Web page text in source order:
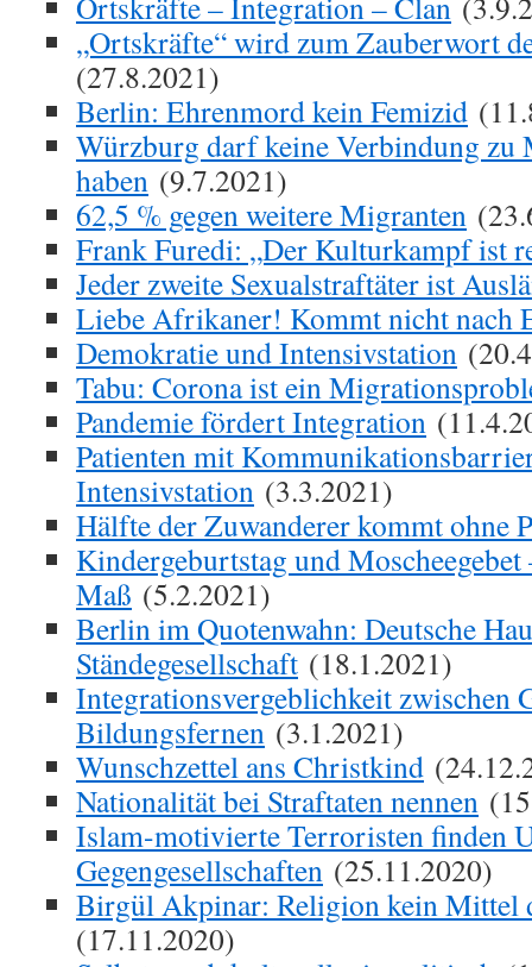
„Ortskräfte“ wird zum Zauberwort
(27.8.2021)
Berlin: Ehrenmord kein Femizid
Würzburg darf keine Verbindung
haben (9.7.2021)
62,5 % gegen weitere Migranten
Frank Furedi: „Der Kulturkampf ist
Jeder zweite Sexualstraftäter ist
Liebe Afrikaner! Kommt nicht nach
Demokratie und Intensivstation
Tabu: Corona ist ein
Pandemie fördert Integration
Patienten mit
Intensivstation (3.3.2021)
Hälfte der Zuwanderer kommt ohne
Kindergeburtstag und
Maß (5.2.2021)
Berlin im Quotenwahn: Deutsche
Ständegesellschaft (18.1.2021)
Integrationsvergeblichkeit zwischen
Bildungsfernen (3.1.2021)
Wunschzettel ans Christkind
Nationalität bei Straftaten nennen
Islam-motivierte Terroristen finden
Gegengesellschaften (25.11.2020)
Birgül Akpinar: Religion kein Mittel
(17.11.2020)